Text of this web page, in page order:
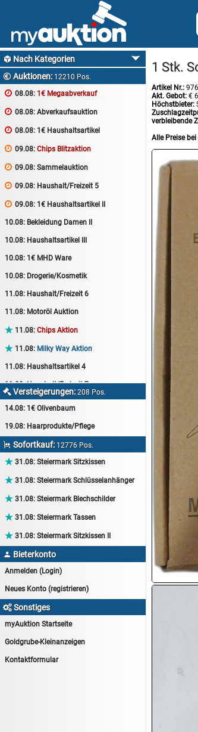
 Nach Kategorien
 Auktionen: 12210 Pos.
 08.08: 1€ Megaabverkauf
 08.08: Abverkaufsauktion
 08.08: 1€ Haushaltsartikel
 09.08: Chips Blitzaktion
 09.08: Sammelauktion
 09.08: Haushalt/Freizeit 5
 09.08: 1€ Haushaltsartikel II
10.08: Bekleidung Damen II
10.08: Haushaltsartikel III
10.08: 1€ MHD Ware
10.08: Drogerie/Kosmetik
11.08: Haushalt/Freizeit 6
11.08: Motoröl Auktion
 11.08: Chips Aktion
 11.08: Milky Way Aktion
11.08: Haushaltsartikel 4
11.08:Haushalt/Freizeit 7
12.08:Pralinen Auktion
12.08:
14.08:Tiernahrung/Zubehör
14.08:1€ Totalabverkauf
15.08:Lebensmittel/Wein
15.08:Drogerie/Kosmetik
 Versteigerungen:208 Pos.
14.08: 1€ Olivenbaum
19.08: Haarprodukte/Pflege
 Sofortkauf: 12776 Pos.
 31.08: Steiermark Sitzkissen
 31.08: Steiermark Schlüsselanhänger
 31.08: Steiermark Blechschilder
 31.08: Steiermark Tassen
 31.08: Steiermark Sitzkissen II
 Bieterkonto
Anmelden (Login)
Neues Konto (registrieren)
Sonstiges
myAuktion Startseite
Goldgrube-Kleinanzeigen
Kontaktformular
1 Stk.
Artikel Nr.:
Akt. Gebot: €
Höchstbieter:
verbleibende
Alle Preise